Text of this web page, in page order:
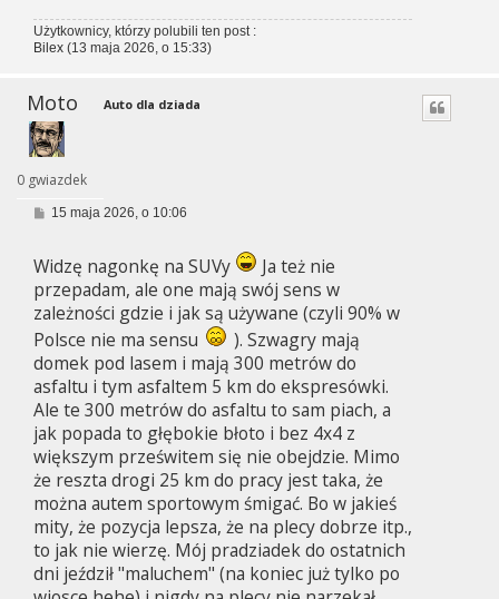
Użytkownicy, którzy polubili ten post :
Bilex (13 maja 2026, o 15:33)
Moto
0 gwiazdek
Auto dla dziada
P
t
15 maja 2026, o 10:06
Widzę nagonkę na SUVy
Ja też nie
przepadam, ale one mają swój sens w
zależności gdzie i jak są używane (czyli 90% w
Polsce nie ma sensu
). Szwagry mają
domek pod lasem i mają 300 metrów do
asfaltu i tym asfaltem 5 km do ekspresówki.
Ale te 300 metrów do asfaltu to sam piach, a
jak popada to głębokie błoto i bez 4x4 z
większym prześwitem się nie obejdzie. Mimo
że reszta drogi 25 km do pracy jest taka, że
można autem sportowym śmigać. Bo w jakieś
mity, że pozycja lepsza, że na plecy dobrze itp.,
to jak nie wierzę. Mój pradziadek do ostatnich
dni jeździł "maluchem" (na koniec już tylko po